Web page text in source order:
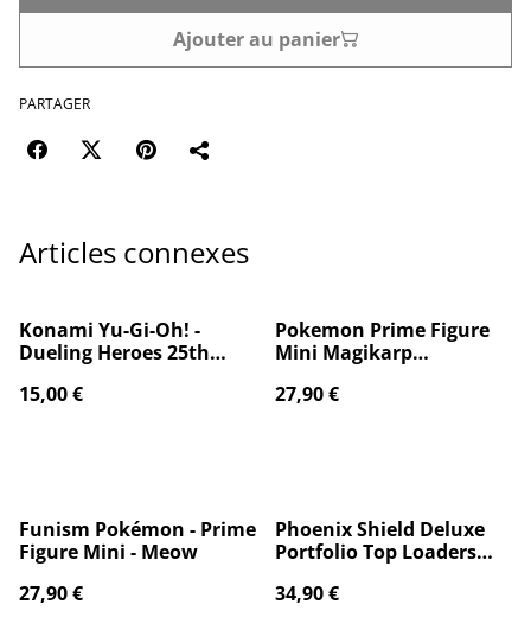
Ajouter au panier
PARTAGER
Articles connexes
Konami Yu-Gi-Oh! -
Dueling Heroes 25th
15,00 €
Pokemon Prime Figure
Mini Magikarp
27,90 €
Funism Pokémon - Prime
Figure Mini - Meow
27,90 €
Phoenix Shield Deluxe
Portfolio Top Loaders
34,90 €